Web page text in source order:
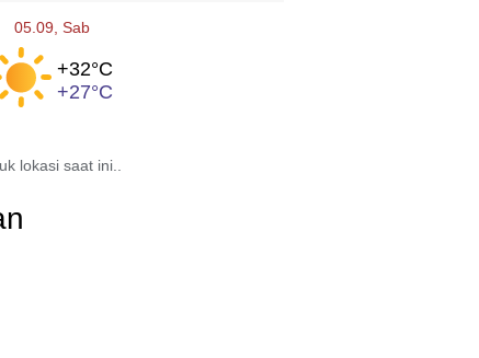
05.09 , Sab
+32°C
+27°C
lokasi saat ini..